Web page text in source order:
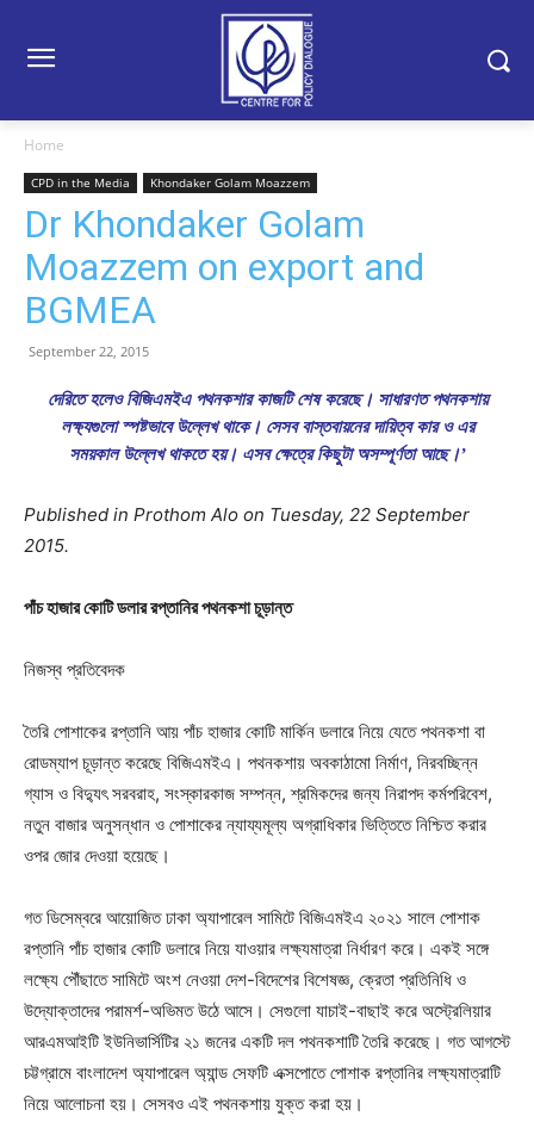
Home
CPD in the Media Khondaker Golam Moazzem
Dr Khondaker Golam
Moazzem on export and
BGMEA
September 22, 2015
দেরিতে হলেও বিজিএমইএ পথনকশার কাজটি শেষ করেছে। সাধারণত পথনকশায়
লক্ষ্যগুলো স্পষ্টভাবে উল্লেখ থাকে। সেসব বাস্তবায়নের দায়িত্ব কার ও এর
সময়কাল উল্লেখ থাকতে হয়। এসব ক্ষেত্রে কিছুটা অসম্পূর্ণতা আছে।’
Published in Prothom Alo on Tuesday, 22 September
2015.
পাঁচ হাজার কোটি ডলার রপ্তানির পথনকশা চূড়ান্ত
নিজস্ব প্রতিবেদক
তৈরি পোশাকের রপ্তানি আয় পাঁচ হাজার কোটি মার্কিন ডলারে নিয়ে যেতে পথনকশা বা
রোডম্যাপ চূড়ান্ত করেছে বিজিএমইএ। পথনকশায় অবকাঠামো নির্মাণ, নিরবচ্ছিন্ন
গ্যাস ও বিদ্যুৎ সরবরাহ, সংস্কারকাজ সম্পন্ন, শ্রমিকদের জন্য নিরাপদ কর্মপরিবেশ,
নতুন বাজার অনুসন্ধান ও পোশাকের ন্যায্যমূল্য অগ্রাধিকার ভিত্তিতে নিশ্চিত করার
ওপর জোর দেওয়া হয়েছে।
গত ডিসেম্বরে আয়োজিত ঢাকা অ্যাপারেল সামিটে বিজিএমইএ ২০২১ সালে পোশাক
রপ্তানি পাঁচ হাজার কোটি ডলারে নিয়ে যাওয়ার লক্ষ্যমাত্রা নির্ধারণ করে। একই সঙ্গে
লক্ষ্যে পৌঁছাতে সামিটে অংশ নেওয়া দেশ-বিদেশের বিশেষজ্ঞ, ক্রেতা প্রতিনিধি ও
উদ্যোক্তাদের পরামর্শ-অভিমত উঠে আসে। সেগুলো যাচাই-বাছাই করে অস্ট্রেলিয়ার
আরএমআইটি ইউনিভার্সিটির ২১ জনের একটি দল পথনকশাটি তৈরি করেছে। গত আগস্টে
চট্টগ্রামে বাংলাদেশ অ্যাপারেল অ্যান্ড সেফটি এক্সপোতে পোশাক রপ্তানির লক্ষ্যমাত্রাটি
নিয়ে আলোচনা হয়। সেসবও এই পথনকশায় যুক্ত করা হয়।